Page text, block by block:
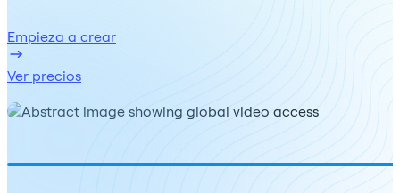
Empieza a crear
Ver precios